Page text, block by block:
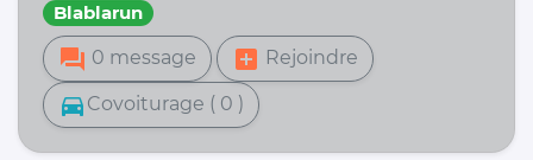
Blablarun
forum 0 message add_box Rejoindre
directions_car Covoiturage ( 0 )